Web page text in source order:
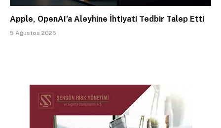
Apple, OpenAI’a Aleyhine İhtiyati Tedbir Talep Etti
5 Ağustos 2026